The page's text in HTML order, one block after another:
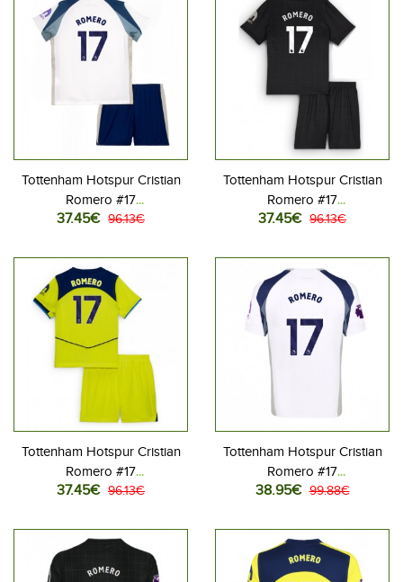
Tottenham Hotspur Cristian
Romero #17
Jalkapallovaatteet Lasten
Lyhythihainen (+ Lyhyet
housut)
37.45€ 96.13€
Tottenham Hotspur Cristian
Romero #17
Jalkapallovaatteet Lasten
Lyhythihainen (+ Lyhyet
housut)
37.45€ 96.13€
Tottenham Hotspur Cristian
Romero #17
Jalkapallovaatteet Lasten
Lyhythihainen (+ Lyhyet
housut)
37.45€ 96.13€
Tottenham Hotspur Cristian
Romero #17
Jalkapallovaatteet Kotipaita
38.95€ 99.88€